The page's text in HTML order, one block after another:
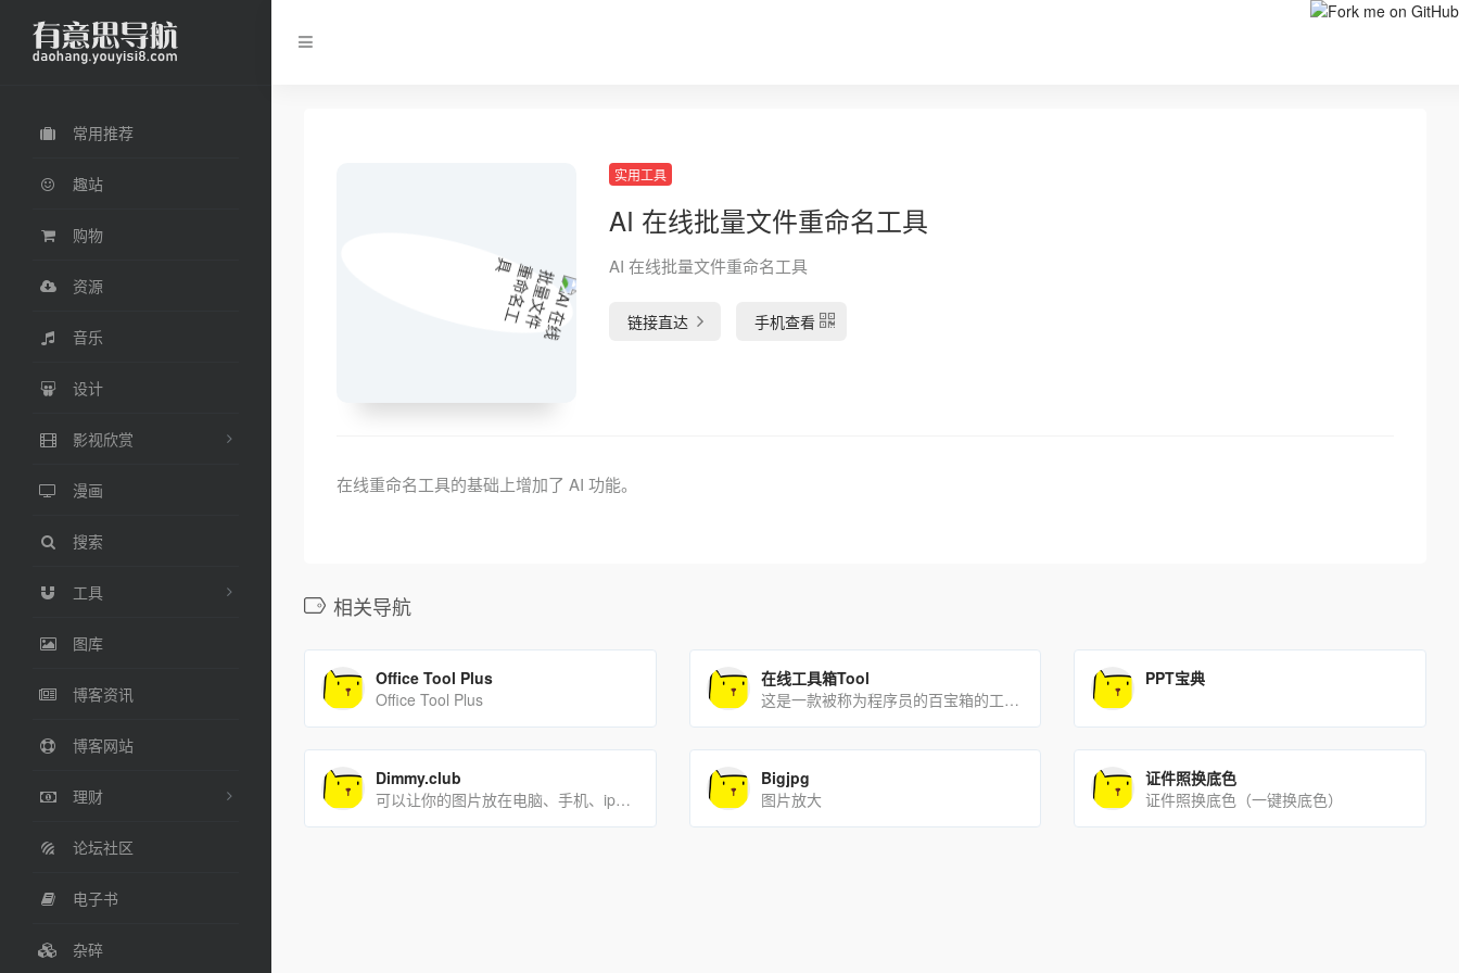
常用推荐
趣站
购物
资源
音乐
设计
影视欣赏
漫画
搜索
工具
图库
博客资讯
博客网站
理财
论坛社区
电子书
杂碎
实用工具
AI 在线批量文件重命名工具
AI 在线批量文件重命名工具
链接直达 手机查看
在线重命名工具的基础上增加了 AI 功能。
相关导航
Office Tool Plus
Office Tool Plus
在线工具箱Tool
这是一款被称为程序员的百宝箱的工具，在线运行代码，时间戳，格式转换，代码着色，APPicon制作，应有尽有，[…]
PPT宝典
Dimmy.club
可以让你的图片放在电脑、手机、ipad等模型中展示，图片档次大大提升。
Bigjpg
图片放大
证件照换底色
证件照换底色（一键换底色）